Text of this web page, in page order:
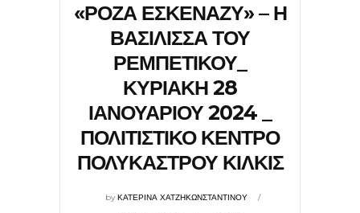
«ΡΟΖΑ ΕΣΚΕΝΑΖΥ» – Η
ΒΑΣΙΛΙΣΣΑ ΤΟΥ
ΡΕΜΠΕΤΙΚΟΥ_
ΚΥΡΙΑΚΗ 28
ΙΑΝΟΥΑΡΙΟΥ 2024 _
ΠΟΛΙΤΙΣΤΙΚΟ ΚΕΝΤΡΟ
ΠΟΛΥΚΑΣΤΡΟΥ ΚΙΛΚΙΣ
byΚΑΤΕΡΙΝΑ ΧΑΤΖΗΚΩΝΣΤΑΝΤΙΝΟΥ